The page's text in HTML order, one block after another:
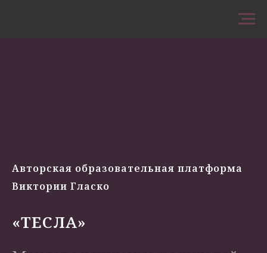
Авторская образовательная платформа
Виктории Гласко
«ТЕСЛА»